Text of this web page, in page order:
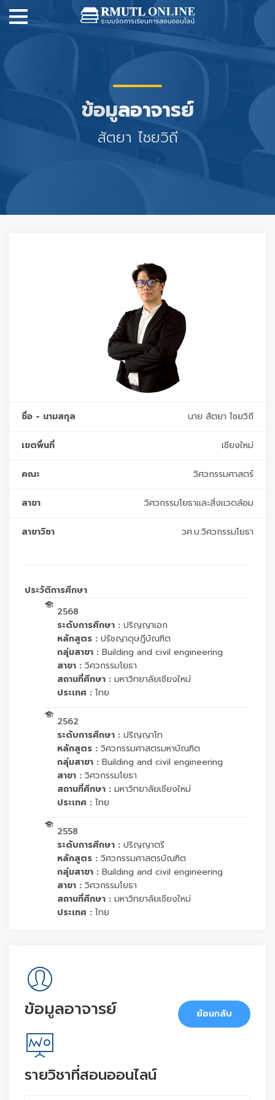
ข้อมูลอาจารย์
สัตยา ไชยวิถี
ชื่อ - นามสกุล นาย สัตยา ไชยวิถี
เขตพื่นที่ เชียงใหม่
คณะ วิศวกรรมศาสตร์
สาขา วิศวกรรมโยธาและสิ่งแวดล้อม
สาขาวิชา วศ.บ.วิศวกรรมโยธา
ประวัติการศึกษา
2568
ระดับการศึกษา : ปริญญาเอก
หลักสูตร : ปรัชญาดุษฎีบัณฑิต
กลุ่มสาขา : Building and civil engineering
สาขา : วิศวกรรมโยธา
สถานที่ศึกษา : มหาวิทยาลัยเชียงใหม่
ประเทศ : ไทย
2562
ระดับการศึกษา : ปริญญาโท
หลักสูตร : วิศวกรรมศาสตรมหาบัณฑิต
กลุ่มสาขา : Building and civil engineering
สาขา : วิศวกรรมโยธา
สถานที่ศึกษา : มหาวิทยาลัยเชียงใหม่
ประเทศ : ไทย
2558
ระดับการศึกษา : ปริญญาตรี
หลักสูตร : วิศวกรรมศาสตรบัณฑิต
กลุ่มสาขา : Building and civil engineering
สาขา : วิศวกรรมโยธา
สถานที่ศึกษา : มหาวิทยาลัยเชียงใหม่
ประเทศ : ไทย
ข้อมูลอาจารย์ ย้อนกลับ
รายวิชาที่สอนออนไลน์